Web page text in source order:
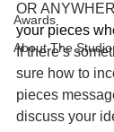
Awards
About The Studio
OR
your pieces
If there’s
sure how to
pieces
discuss your